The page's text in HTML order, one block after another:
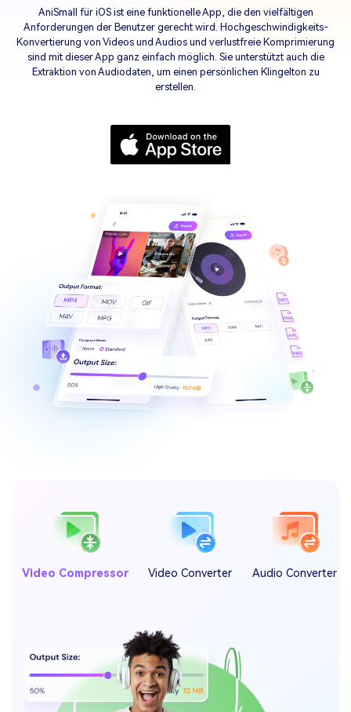
Alle Produkte anzeigen
Entdecken
Übersicht
Diagramm-Vorlagen
PDF KI-Tools
PDF Online-Tools
Mobile Datenübertragung.
Repairit
Video-/Foto-/Datei-Reparatur.
WhatsApp Übertragen
iOS Update
Standort-Tracker
KI Newsroom
ANMELDEN
AniSmall für iOS ist eine funktionelle App, die den vielfältigen
Anforderungen der Benutzer gerecht wird. Hochgeschwindigkeits-
Konvertierung von Videos und Audios und verlustfreie Komprimierung
sind mit dieser App ganz einfach möglich. Sie unterstützt auch die
Extraktion von Audiodaten, um einen persönlichen Klingelton zu
erstellen.
Video Compressor Video Converter Audio Converter